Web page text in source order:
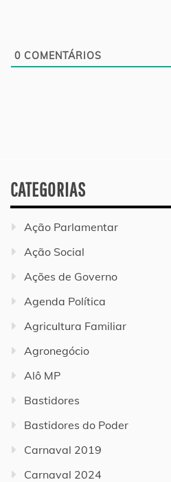
0 COMENTÁRIOS
CATEGORIAS
Ação Parlamentar
Ação Social
Ações de Governo
Agenda Política
Agricultura Familiar
Agronegócio
Alô MP
Bastidores
Bastidores do Poder
Carnaval 2019
Carnaval 2024